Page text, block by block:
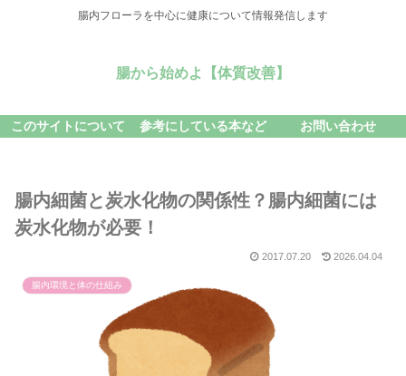
腸内フローラを中心に健康について情報発信します
腸から始めよ【体質改善】
このサイトについて 参考にしている本など お問い合わせ
腸内細菌と炭水化物の関係性？腸内細菌には
炭水化物が必要！
2017.07.20 2026.04.04
腸内環境と体の仕組み